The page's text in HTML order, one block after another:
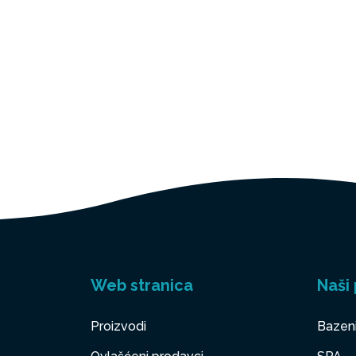
Web stranica
Proizvodi
Naši